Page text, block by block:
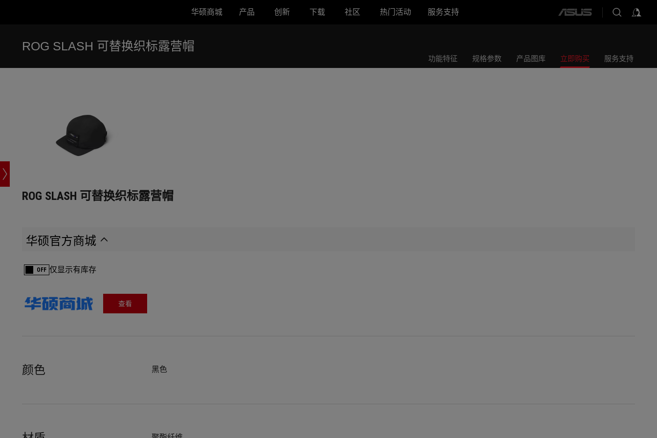
华硕商城 产品 创新 下载 社区 热门活动 服务支持
ASUS
ROG SLASH 可替换织标露营帽
功能特征 规格参数 产品图库 立即购买 服务支持
ROG SLASH 可替换织标露营帽
华硕官方商城
OFF 仅显示有库存
查看
颜色 黑色
ROG SLASH 可替换织标露营帽